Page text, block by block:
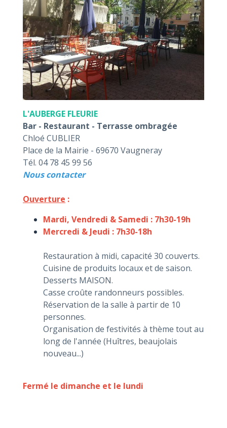
L'AUBERGE FLEURIE
Bar - Restaurant - Terrasse ombragée
Chloé CUBLIER
Place de la Mairie - 69670 Vaugneray
Tél. 04 78 45 99 56
Nous contacter
Ouverture :
Mardi, Vendredi & Samedi : 7h30-19h
Mercredi & Jeudi : 7h30-18h
Restauration à midi, capacité 30 couverts.
Cuisine de produits locaux et de saison.
Desserts MAISON.
Casse croûte randonneurs possibles.
Réservation de la salle à partir de 10
personnes.
Organisation de festivités à thème tout au
long de l'année (Huîtres, beaujolais
nouveau...)
Fermé le dimanche et le lundi